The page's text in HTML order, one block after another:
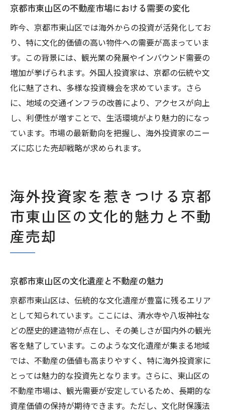
売主としての信頼性を高めるための方法
不動産売却後に残る地域へのインパクト
投資利益を最大化するための京都市東山区不動
利益最大化のための価格設定戦略
税務面での優遇措置を活用した売却方法
不動産投資のリスク管理と利益確保
投資家にとって魅力的なキャッシュフロー
の確保
京都市東山区の不動産市場における需要の変化
昨今、京都市東山区では海外からの投資が活発化してお
り、特に文化的価値の高い物件への需要が高まっていま
す。この背景には、観光業の発展やインバウンド需要の
増加が挙げられます。外国人投資家は、京都の伝統や文
化に魅了され、多様な投資機会を求めています。さら
に、地域の交通インフラの改善により、アクセスが向上
し、利便性が増すことで、生活環境がより魅力的になっ
ています。市場の最新動向を把握し、海外投資家のニー
ズに応じた売却戦略が求められます。
海外投資家を惹きつける京都
市東山区の文化的魅力と不動
産売却
京都市東山区の文化遺産と不動産の魅力
京都市東山区は、伝統的な文化遺産が豊富に残るエリア
として知られています。ここには、清水寺や八坂神社な
どの歴史的建造物が点在し、その美しさが国内外の観光
客を魅了しています。このような文化遺産が集まる地域
では、不動産の価値も高まりやすく、特に海外投資家に
とっては魅力的な投資先となります。さらに、東山区の
不動産市場は、観光需要が安定しているため、長期的な
資産価値の保持が期待できます。ただし、文化財保護法